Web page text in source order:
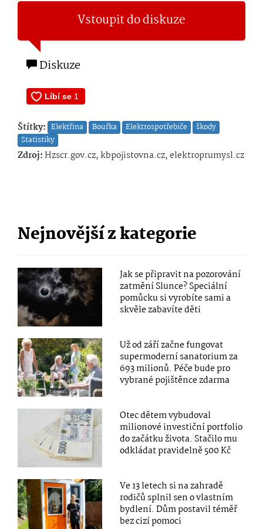
Vstoupit do diskuze
Diskuze
Štítky: Elektřina Bouřka Elektrospotřebiče
škody
Statistiky
Zdroj:Hzscr.gov.cz, kbpojistovna.cz, elektroprumysl.cz
Nejnovější z kategorie
Jak se připravit na pozorování
zatmění Slunce? Speciální
pomůcku si vyrobíte sami a
skvěle zabavíte děti
Už od září začne fungovat
supermoderní sanatorium za
693 milionů. Péče bude pro
vybrané pojištěnce zdarma
Otec dětem vybudoval
milionové investiční portfolio
do začátku života. Stačilo mu
odkládat pravidelně 500 Kč
Ve 13 letech si na zahradě
rodičů splnil sen o vlastním
bydlení. Dům postavil téměř
bez cizí pomoci